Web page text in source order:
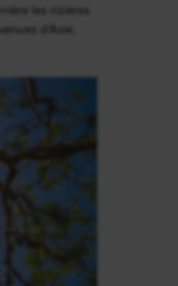
les rizières
d’Asie,